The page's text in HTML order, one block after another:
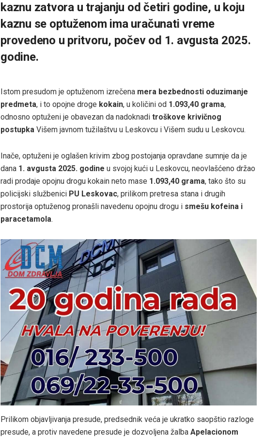
kaznu zatvora u trajanju od četiri godine, u koju
kaznu se optuženom ima uračunati vreme
provedeno u pritvoru, počev od 1. avgusta 2025.
godine.
Istom presudom je optuženom izrečena mera bezbednosti oduzimanje
predmeta, i to opojne droge kokain, u količini od 1.093,40 grama,
odnosno optuženi je obavezan da nadoknadi troškove krivičnog
postupka Višem javnom tužilaštvu u Leskovcu i Višem sudu u Leskovcu.
Inače, optuženi je oglašen krivim zbog postojanja opravdane sumnje da je
dana 1. avgusta 2025. godine u svojoj kući u Leskovcu, neovlašćeno držao
radi prodaje opojnu drogu kokain neto mase 1.093,40 grama, tako što su
policijski službenici PU Leskovac, prilikom pretresa stana i drugih
prostorija optuženog pronašli navedenu opojnu drogu i smešu kofeina i
paracetamola.
Prilikom objavljivanja presude, predsednik veća je ukratko saopštio razloge
presude, a protiv navedene presude je dozvoljena žalba Apelacionom